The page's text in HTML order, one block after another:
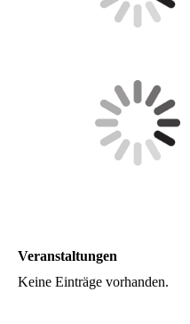
Veranstaltungen
Keine Einträge vorhanden.